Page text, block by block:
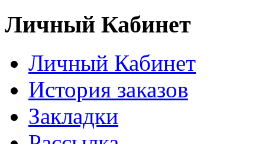
Личный Кабинет
Личный Кабинет
История заказов
Закладки